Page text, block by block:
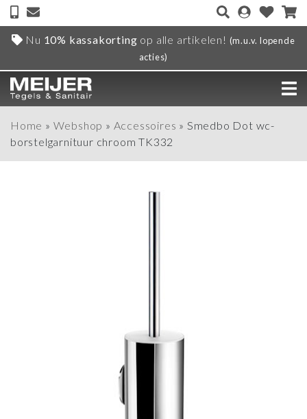
Nu 10% kassakorting op alle artikelen! (m.u.v. lopende
acties)
Home » Webshop » Accessoires » Smedbo Dot wc-
borstelgarnituur chroom TK332